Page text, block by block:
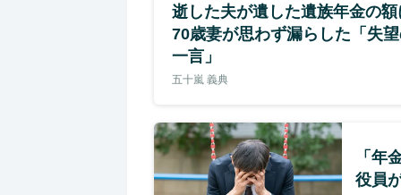
逝した夫が遺した遺族年金の額
70歳妻が思わず漏らした「失
一言」
五十嵐 義典
「年
役員